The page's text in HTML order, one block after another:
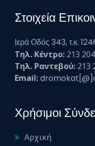
Στοιχεία
Ιερά Οδός 343, τ.κ.
Τηλ. Κέντρο: 213
Τηλ. Ραντεβού: 213
Email:
Χρήσιμοι
Αρχική